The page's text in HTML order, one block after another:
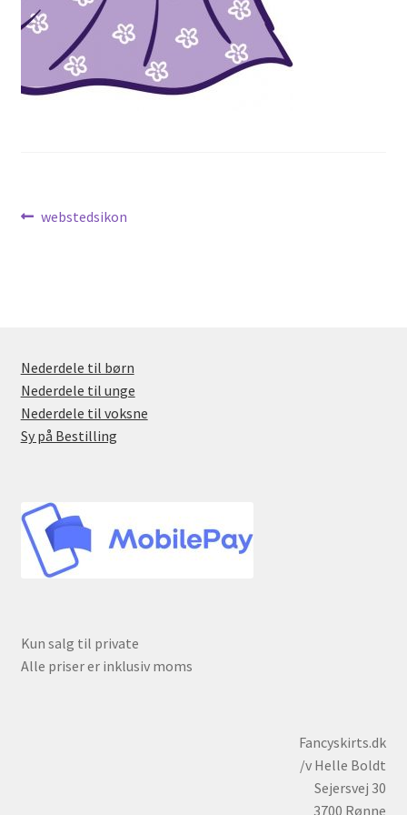
Nyheder
Indlægsnavigation
Forrige
webstedsikon
Nederdele til børn
Nederdele til unge
Nederdele til voksne
Sy på Bestilling
Kun salg til private
Alle priser er inklusiv moms
Fancyskirts.dk
/v Helle Boldt
Sejersvej 30
3700 Rønne